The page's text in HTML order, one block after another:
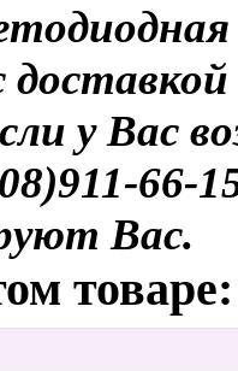
у Вас
Вас.
товаре: